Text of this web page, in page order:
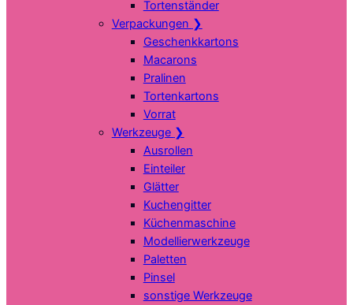
Tortenständer
Verpackungen ❯
Geschenkkartons
Macarons
Pralinen
Tortenkartons
Vorrat
Werkzeuge ❯
Ausrollen
Einteiler
Glätter
Kuchengitter
Küchenmaschine
Modellierwerkzeuge
Paletten
Pinsel
sonstige Werkzeuge